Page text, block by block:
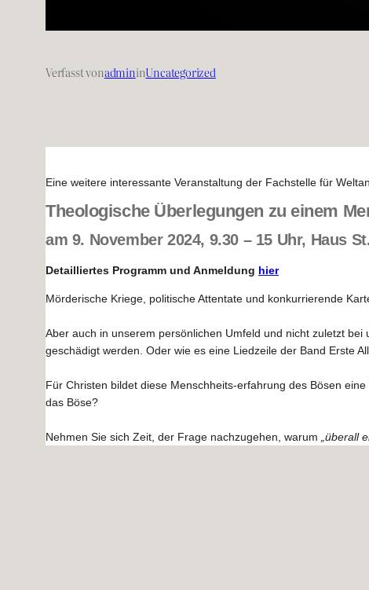
Verfasst vonadmininUncategorized
Eine weitere interessante Veranstaltung der Fachstelle für
Theologische Überlegungen zu einem
am 9. November 2024, 9.30 – 15 Uhr, Haus
Detailliertes Programm und Anmeldung hier
Mörderische Kriege, politische Attentate und konkurrierende
Aber auch in unserem persönlichen Umfeld und nicht zuletzt
geschädigt werden. Oder wie es eine Liedzeile der Band Erste
Für Christen bildet diese Menschheits-erfahrung des Bösen
das Böse?
Nehmen Sie sich Zeit, der Frage nachzugehen, warum „überall